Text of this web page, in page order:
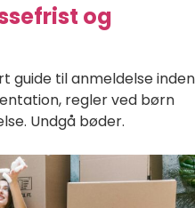
og
guide til anmeldelse inden
regler ved børn
Undgå bøder.